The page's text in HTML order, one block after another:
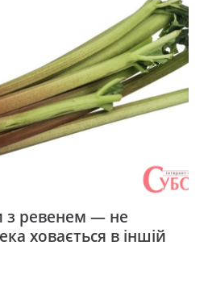
з ревенем — не
ховається в іншій